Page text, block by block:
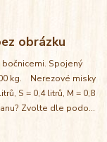
obrázku
bočnicemi. Spojený
kg. Nerezové misky
S = 0,4 litrů, M = 0,8
Zvolte dle podo...